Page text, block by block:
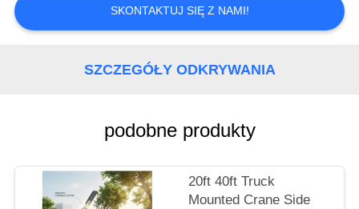
NAMI
SITEMAP
SKONTAKTUJ SIĘ Z NAMI!
SZCZEGÓŁY ODKRYWANIA
podobne produkty
20ft 40ft Truck
Mounted Crane Side